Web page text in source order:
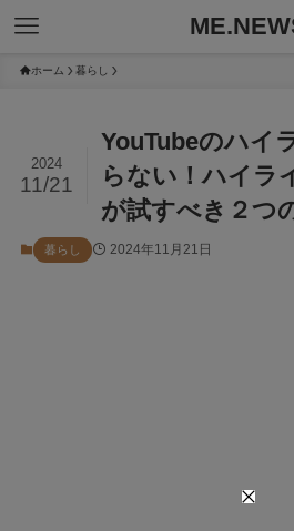
ホーム 暮らし
YouTubeのハイ
らない！ハイラ
が試すべき２つ
2024
11/21
暮らし 2024年11月21日